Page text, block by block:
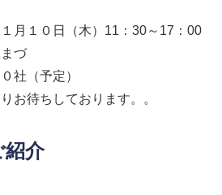
月１０日（木）11：30～17：00
づ
社（予定）
お待ちしております。。
紹介